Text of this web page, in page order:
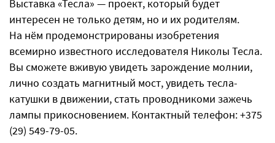
Выставка «Тесла» — проект, который будет
интересен не только детям, но и их родителям.
На нём продемонстрированы изобретения
всемирно известного исследователя Николы Тесла.
Вы сможете вживую увидеть зарождение молнии,
лично создать магнитный мост, увидеть тесла-
катушки в движении, стать проводникоми зажечь
лампы прикосновением. Контактный телефон: +375
(29) 549-79-05.